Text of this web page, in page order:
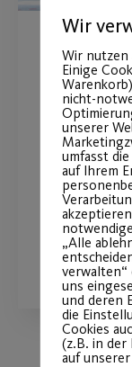
Bund
Post SV
Wir
Wir nutzen
Einige
nicht-
unserer
umfasst
auf Ihrem
„Alle
uns
und deren
die
Cookies
(z.B. in
auf